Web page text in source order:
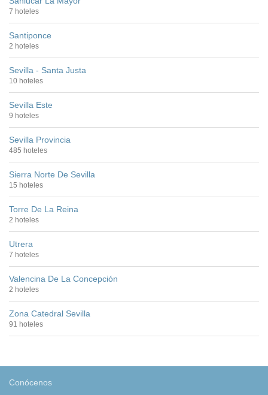
7 hoteles
Santiponce
2 hoteles
Sevilla - Santa Justa
10 hoteles
Sevilla Este
9 hoteles
Sevilla Provincia
485 hoteles
Sierra Norte De Sevilla
15 hoteles
Torre De La Reina
2 hoteles
Utrera
7 hoteles
Valencina De La Concepción
2 hoteles
Zona Catedral Sevilla
91 hoteles
Conócenos